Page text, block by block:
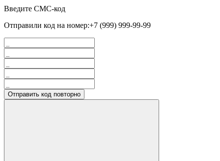
Введите СМС-код
Отправили код на номер:+7 (999) 999-99-99
Отправить код повторно